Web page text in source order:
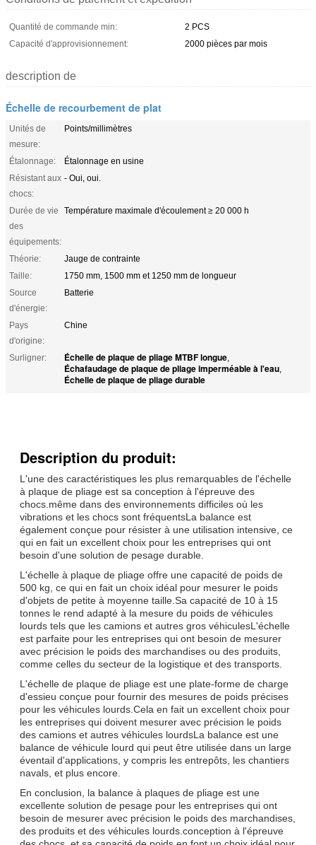
Quantité de commande min:
2 PCS
Capacité d'approvisionnement:
2000 pièces par mois
description de
Échelle de recourbement de plat
Unités de
mesure:
Points/millimètres
Étalonnage:
Étalonnage en usine
Résistant aux
chocs:
- Oui, oui.
Durée de vie
des
équipements:
Température maximale d'écoulement ≥ 20 000 h
Théorie:
Jauge de contrainte
Taille:
1750 mm, 1500 mm et 1250 mm de longueur
Source
d'énergie:
Batterie
Pays
d'origine:
Chine
Surligner: Échelle de plaque de pliage MTBF longue,
Échafaudage de plaque de pliage imperméable à l'eau,
Échelle de plaque de pliage durable
Description du produit:
L'une des caractéristiques les plus remarquables de l'échelle
à plaque de pliage est sa conception à l'épreuve des
chocs.même dans des environnements difficiles où les
vibrations et les chocs sont fréquentsLa balance est
également conçue pour résister à une utilisation intensive, ce
qui en fait un excellent choix pour les entreprises qui ont
besoin d'une solution de pesage durable.
L'échelle à plaque de pliage offre une capacité de poids de
500 kg, ce qui en fait un choix idéal pour mesurer le poids
d'objets de petite à moyenne taille.Sa capacité de 10 à 15
tonnes le rend adapté à la mesure du poids de véhicules
lourds tels que les camions et autres gros véhiculesL'échelle
est parfaite pour les entreprises qui ont besoin de mesurer
avec précision le poids des marchandises ou des produits,
comme celles du secteur de la logistique et des transports.
L'échelle de plaque de pliage est une plate-forme de charge
d'essieu conçue pour fournir des mesures de poids précises
pour les véhicules lourds.Cela en fait un excellent choix pour
les entreprises qui doivent mesurer avec précision le poids
des camions et autres véhicules lourdsLa balance est une
balance de véhicule lourd qui peut être utilisée dans un large
éventail d'applications, y compris les entrepôts, les chantiers
navals, et plus encore.
En conclusion, la balance à plaques de pliage est une
excellente solution de pesage pour les entreprises qui ont
besoin de mesurer avec précision le poids des marchandises,
des produits et des véhicules lourds.conception à l'épreuve